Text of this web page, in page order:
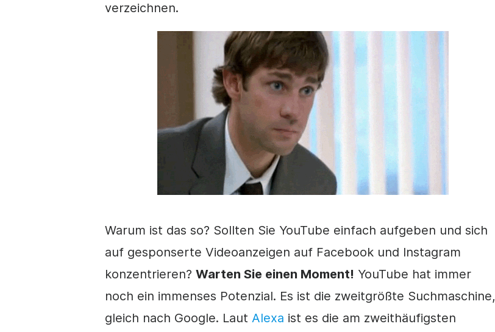
verzeichnen.
Warum ist das so? Sollten Sie YouTube einfach aufgeben und sich
auf gesponserte Videoanzeigen auf Facebook und Instagram
konzentrieren? Warten Sie einen Moment! YouTube hat immer
noch ein immenses Potenzial. Es ist die zweitgrößte Suchmaschine,
gleich nach Google. Laut Alexa ist es die am zweithäufigsten